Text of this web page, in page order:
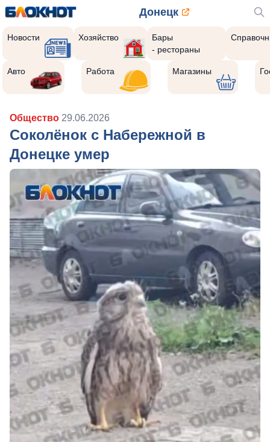
Донецк
Новости Хозяйство
Бары
- рестораны
Авто Работа Магазины
Общество 29.06.2026
Соколёнок с Набережной в
Донецке умер